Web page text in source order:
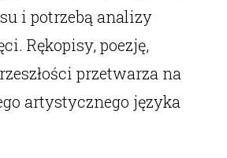
i potrzebą analizy
Rękopisy, poezję,
przetwarza na
artystycznego języka